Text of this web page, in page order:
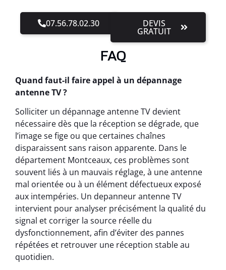
07.56.78.02.30 DEVIS
GRATUIT
FAQ
Quand faut-il faire appel à un dépannage
antenne TV ?
Solliciter un dépannage antenne TV devient
nécessaire dès que la réception se dégrade, que
l’image se fige ou que certaines chaînes
disparaissent sans raison apparente. Dans le
département Montceaux, ces problèmes sont
souvent liés à un mauvais réglage, à une antenne
mal orientée ou à un élément défectueux exposé
aux intempéries. Un depanneur antenne TV
intervient pour analyser précisément la qualité du
signal et corriger la source réelle du
dysfonctionnement, afin d’éviter des pannes
répétées et retrouver une réception stable au
quotidien.